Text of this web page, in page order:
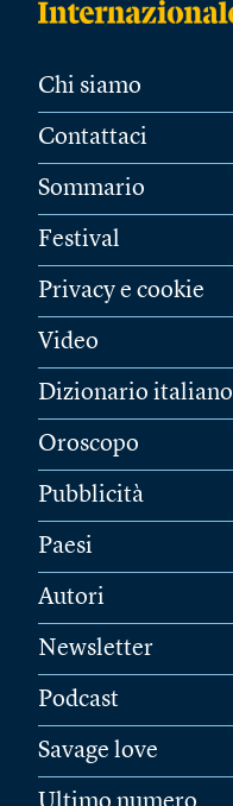
Chi siamo
Contattaci
Sommario
Festival
Privacy e cookie
Video
Dizionario italiano
Oroscopo
Pubblicità
Paesi
Autori
Newsletter
Podcast
Savage love